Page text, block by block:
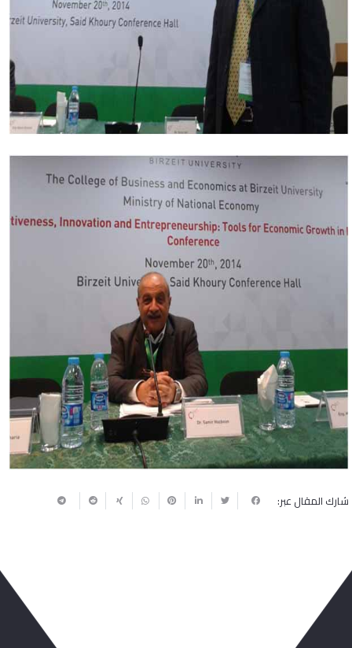
شارك المقال عبر: